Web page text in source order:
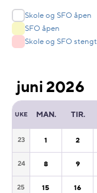
Fargeforklaring
Skole og SFO åpen
SFO åpen
Skole og SFO stengt
juni 2026
UKE MAN. TIR.
23 1 2
24 8 9
25 15 16